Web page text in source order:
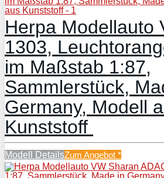
Herpa Modellauto
1303,
im Maßstab 1:87,
Sammlerstück,
Germany, Modell
Kunststoff
Modell DetailsZum Angebot *